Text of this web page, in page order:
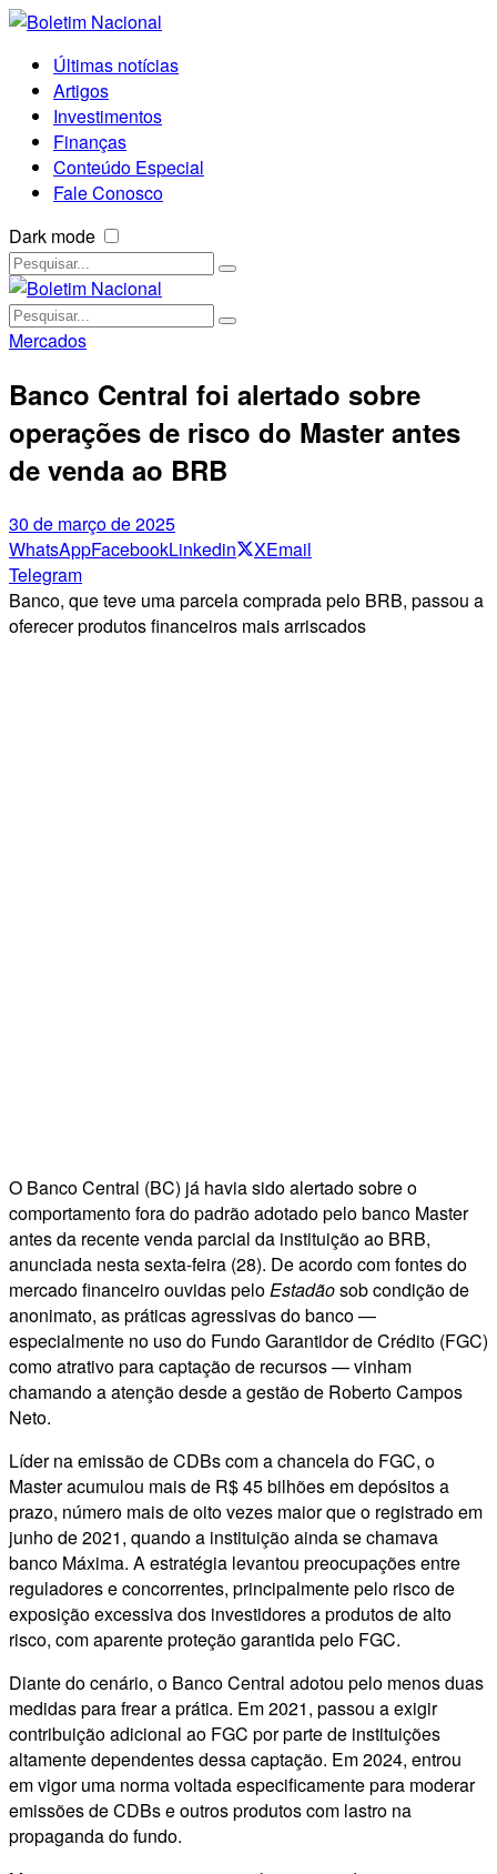
Últimas notícias
Artigos
Investimentos
Finanças
Conteúdo Especial
Fale Conosco
Dark mode
Mercados
Banco Central foi alertado sobre
operações de risco do Master antes
de venda ao BRB
30 de março de 2025
WhatsAppFacebookLinkedin XEmail
Telegram
Banco, que teve uma parcela comprada pelo BRB, passou a
oferecer produtos financeiros mais arriscados
O Banco Central (BC) já havia sido alertado sobre o
comportamento fora do padrão adotado pelo banco Master
antes da recente venda parcial da instituição ao BRB,
anunciada nesta sexta-feira (28). De acordo com fontes do
mercado financeiro ouvidas peloEstadãosob condição de
anonimato, as práticas agressivas do banco —
especialmente no uso do Fundo Garantidor de Crédito (FGC)
como atrativo para captação de recursos — vinham
chamando a atenção desde a gestão de Roberto Campos
Neto.
Líder na emissão de CDBs com a chancela do FGC, o
Master acumulou mais de R$ 45 bilhões em depósitos a
prazo, número mais de oito vezes maior que o registrado em
junho de 2021, quando a instituição ainda se chamava
banco Máxima. A estratégia levantou preocupações entre
reguladores e concorrentes, principalmente pelo risco de
exposição excessiva dos investidores a produtos de alto
risco, com aparente proteção garantida pelo FGC.
Diante do cenário, o Banco Central adotou pelo menos duas
medidas para frear a prática. Em 2021, passou a exigir
contribuição adicional ao FGC por parte de instituições
altamente dependentes dessa captação. Em 2024, entrou
em vigor uma norma voltada especificamente para moderar
emissões de CDBs e outros produtos com lastro na
propaganda do fundo.